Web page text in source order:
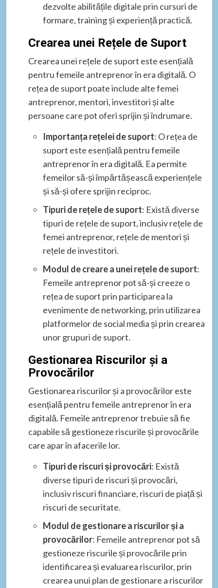
dezvolte abilitățile digitale prin cursuri de
formare, training și experiență practică.
Crearea unei Rețele de Suport
Crearea unei rețele de suport este esențială
pentru femeile antreprenor în era digitală. O
rețea de suport poate include alte femei
antreprenor, mentori, investitori și alte
persoane care pot oferi sprijin și îndrumare.
Importanța rețelei de suport: O rețea de
suport este esențială pentru femeile
antreprenor în era digitală. Ea permite
femeilor să-și împărtășească experiențele
și să-și ofere sprijin reciproc.
Tipuri de rețele de suport: Există diverse
tipuri de rețele de suport, inclusiv rețele de
femei antreprenor, rețele de mentori și
rețele de investitori.
Modul de creare a unei rețele de suport:
Femeile antreprenor pot să-și creeze o
rețea de suport prin participarea la
evenimente de networking, prin utilizarea
platformelor de social media și prin crearea
unor grupuri de suport.
Gestionarea Riscurilor și a
Provocărilor
Gestionarea riscurilor și a provocărilor este
esențială pentru femeile antreprenor în era
digitală. Femeile antreprenor trebuie să fie
capabile să gestioneze riscurile și provocările
care apar în afacerile lor.
Tipuri de riscuri și provocări: Există
diverse tipuri de riscuri și provocări,
inclusiv riscuri financiare, riscuri de piață și
riscuri de securitate.
Modul de gestionare a riscurilor și a
provocărilor: Femeile antreprenor pot să
gestioneze riscurile și provocările prin
identificarea și evaluarea riscurilor, prin
crearea unui plan de gestionare a riscurilor